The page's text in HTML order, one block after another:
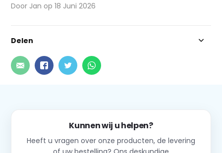
Door Jan op 18 Juni 2026
Delen
Kunnen wij u helpen?
Heeft u vragen over onze producten, de levering